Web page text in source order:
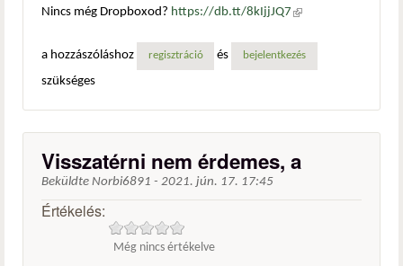
Nincs még Dropboxod? https://db.tt/8kIjjJQ7 (külső
a hozzászóláshoz
regisztráció és bejelentkezés
szükséges
Visszatérni nem érdemes, a
Beküldte Norbi6891 - 2021. jún. 17. 17:45
Értékelés:
Még nincs értékelve